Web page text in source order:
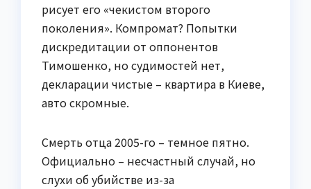
рисует его «чекистом второго
поколения». Компромат? Попытки
дискредитации от оппонентов
Тимошенко, но судимостей нет,
декларации чистые – квартира в Киеве,
авто скромные.
Смерть отца 2005-го – темное пятно.
Официально – несчастный случай, но
слухи об убийстве из-за